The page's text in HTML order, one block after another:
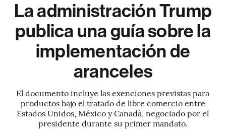
La administración Trump
publica una guía sobre la
implementación de
aranceles
El documento incluye las exenciones previstas para
productos bajo el tratado de libre comercio entre
Estados Unidos, México y Canadá, negociado por el
presidente durante su primer mandato.